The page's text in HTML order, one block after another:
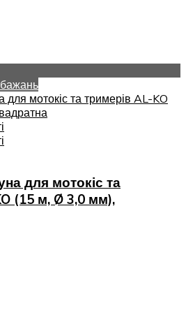
для мотокіс та
(15 м, Ø 3,0 мм),